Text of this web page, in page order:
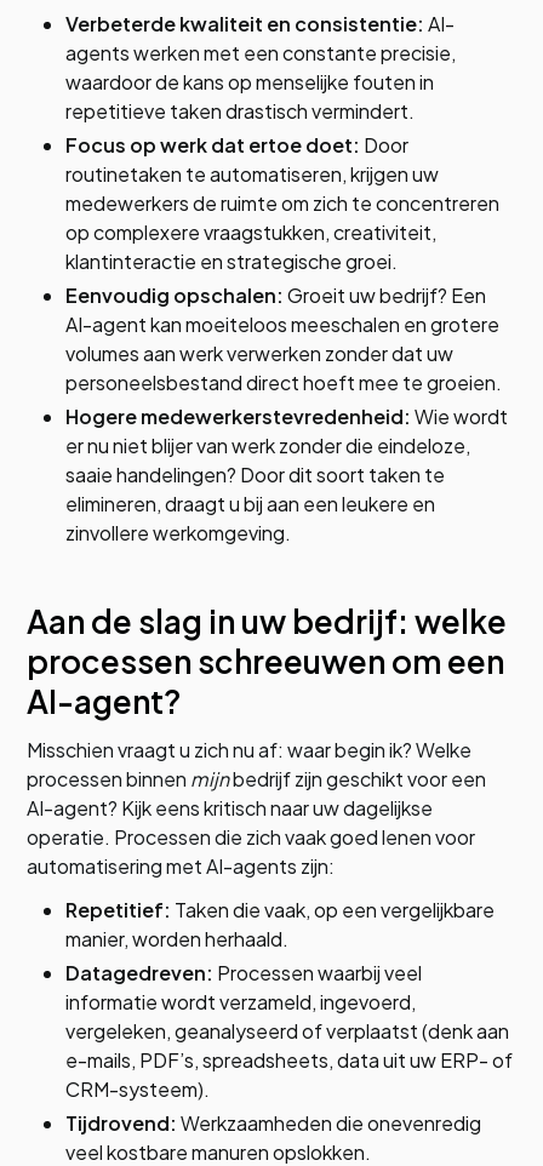
Verbeterde kwaliteit en consistentie: AI-
agents werken met een constante precisie,
waardoor de kans op menselijke fouten in
repetitieve taken drastisch vermindert.
Focus op werk dat ertoe doet: Door
routinetaken te automatiseren, krijgen uw
medewerkers de ruimte om zich te concentreren
op complexere vraagstukken, creativiteit,
klantinteractie en strategische groei.
Eenvoudig opschalen: Groeit uw bedrijf? Een
AI-agent kan moeiteloos meeschalen en grotere
volumes aan werk verwerken zonder dat uw
personeelsbestand direct hoeft mee te groeien.
Hogere medewerkerstevredenheid: Wie wordt
er nu niet blijer van werk zonder die eindeloze,
saaie handelingen? Door dit soort taken te
elimineren, draagt u bij aan een leukere en
zinvollere werkomgeving.
Aan de slag in uw bedrijf: welke
processen schreeuwen om een
AI-agent?
Misschien vraagt u zich nu af: waar begin ik? Welke
processen binnen mijnbedrijf zijn geschikt voor een
AI-agent? Kijk eens kritisch naar uw dagelijkse
operatie. Processen die zich vaak goed lenen voor
automatisering met AI-agents zijn:
Repetitief: Taken die vaak, op een vergelijkbare
manier, worden herhaald.
Datagedreven: Processen waarbij veel
informatie wordt verzameld, ingevoerd,
vergeleken, geanalyseerd of verplaatst (denk aan
e-mails, PDF’s, spreadsheets, data uit uw ERP- of
CRM-systeem).
Tijdrovend: Werkzaamheden die onevenredig
veel kostbare manuren opslokken.